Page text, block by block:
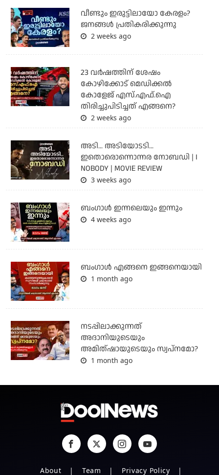
വീണ്ടും ഇരുട്ടിലായോ കേരളം?
ജനങ്ങൾ പ്രതികരിക്കുന്നു
2 weeks ago
23 വർഷത്തിന് ശേഷം
കോഴിക്കോട് മെഡിക്കൽ
കോളേജ് എസ്.എഫ്.ഐ
തിരിച്ചുപിടിച്ചത് എങ്ങനെ?
2 weeks ago
അടി... അടിയോടടി...
ഇതൊരൊന്നൊന്നര നോബഡി | I
NOBODY | MOVIE REVIEW
3 weeks ago
ബംഗാള്‍ ഇന്നലെയും ഇന്നും
4 weeks ago
ബം​ഗാൾ എങ്ങനെ ഇങ്ങനെയായി
1 month ago
നടപ്പിലാക്കുന്നത്
അദാനിയുടെയും
അമിത്ഷായുടെയും സ്വപ്നമോ?
1 month ago
About Team Privacy Policy